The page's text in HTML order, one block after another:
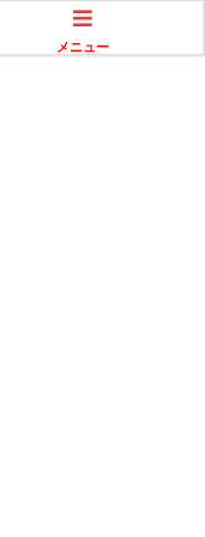
メニュー